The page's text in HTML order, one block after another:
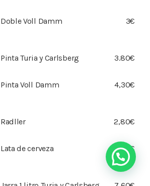
Doble Voll Damm 3€
Pinta Turia y Carlsberg 3.80€
Pinta Voll Damm 4,30€
Radller 2,80€
Lata de cerveza 2€